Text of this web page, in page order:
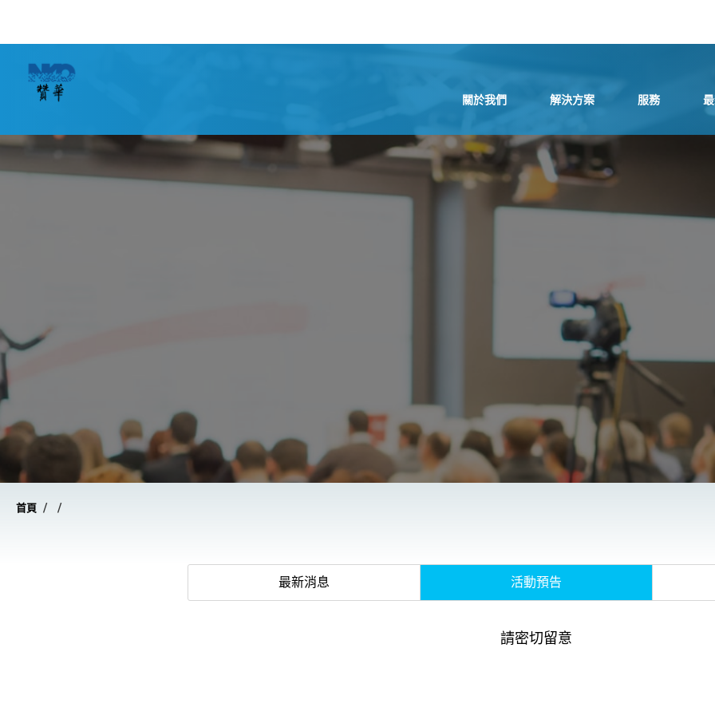
關於我們 解決方案 服務
首頁 / /
最新消息 活動預告
請密切留意